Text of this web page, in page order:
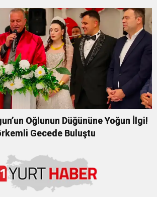
Oğlunun Düğününe Yoğun İlgi!
Gecede Buluştu